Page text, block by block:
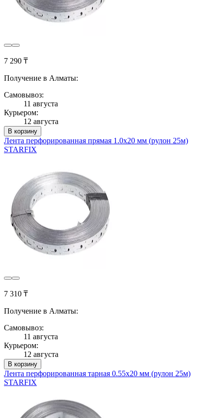
7 290 ₸
Получение в Алматы:
Самовывоз:
11 августа
Курьером:
12 августа
В корзину
Лента перфорированная прямая 1.0х20 мм (рулон 25м)
STARFIX
7 310 ₸
Получение в Алматы:
Самовывоз:
11 августа
Курьером:
12 августа
В корзину
Лента перфорированная тарная 0.55х20 мм (рулон 25м)
STARFIX